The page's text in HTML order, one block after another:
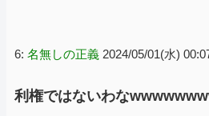
6: 名無しの正義 2024/05/01(水)
利権ではないわな